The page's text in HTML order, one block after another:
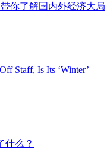
你了解国内外经济大局
Staff, Is Its ‘Winter’
什么？